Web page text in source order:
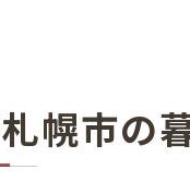
協しない水廻りリ
ンと高機能を追求
だわる札幌市の水廻
幌市の